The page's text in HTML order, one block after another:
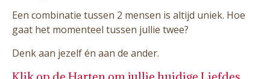
Een combinatie tussen 2 mensen is altijd uniek. Hoe
gaat het momenteel tussen jullie twee?
Denk aan jezelf én aan de ander.